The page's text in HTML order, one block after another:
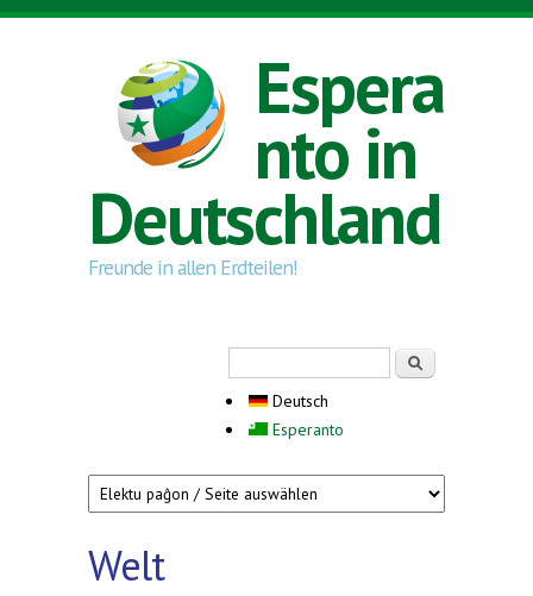
Direkt zum Inhalt
Espera
nto in
Deutschland
Freunde in allen Erdteilen!
Deutsch
Esperanto
Welt